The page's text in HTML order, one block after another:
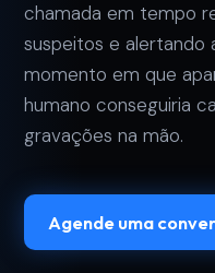
chamada em tempo
suspeitos e alertando
momento em que
humano conseguiria
gravações na mão.
Agende uma